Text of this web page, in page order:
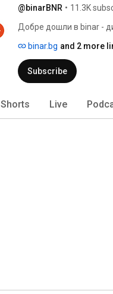
@binarBNR • 11.3K
Добре дошли в binar -
binar.bg and 2 more
Subscribe
Shorts Live